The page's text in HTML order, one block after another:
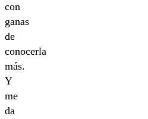
con
ganas
de
conocerla
más.
Y
me
da